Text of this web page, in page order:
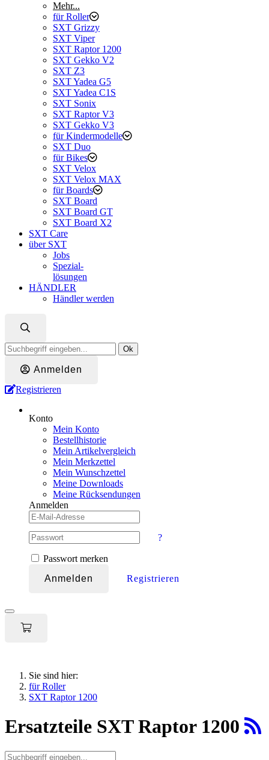
Mehr...
für Roller
SXT Grizzy
SXT Viper
SXT Raptor 1200
SXT Gekko V2
SXT Z3
SXT Yadea G5
SXT Yadea C1S
SXT Sonix
SXT Raptor V3
SXT Gekko V3
für Kindermodelle
SXT Duo
für Bikes
SXT Velox
SXT Velox MAX
für Boards
SXT Board
SXT Board GT
SXT Board X2
SXT Care
über SXT
Jobs
Spezial-
lösungen
HÄNDLER
Händler werden
Ok
Anmelden
Registrieren
Konto
Mein Konto
Bestellhistorie
Mein Artikelvergleich
Mein Merkzettel
Mein Wunschzettel
Meine Downloads
Meine Rücksendungen
Anmelden
?
Passwort merken
Anmelden
Registrieren
Toggle
navigation
Sie sind hier:
für Roller
SXT Raptor 1200
Ersatzteile SXT Raptor 1200